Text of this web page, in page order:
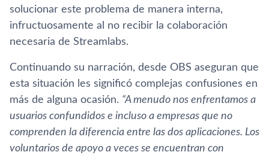
solucionar este problema de manera interna,
infructuosamente al no recibir la colaboración
necesaria de Streamlabs.
Continuando su narración, desde OBS aseguran que
esta situación les significó complejas confusiones en
más de alguna ocasión. “A menudo nos enfrentamos a
usuarios confundidos e incluso a empresas que no
comprenden la diferencia entre las dos aplicaciones. Los
voluntarios de apoyo a veces se encuentran con